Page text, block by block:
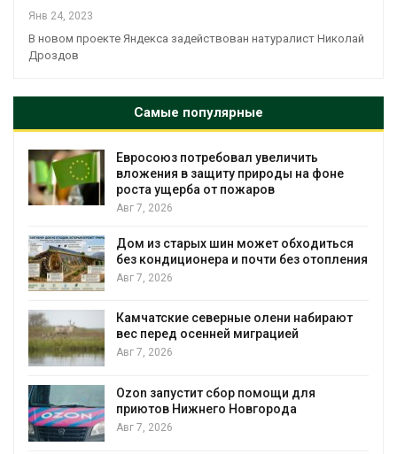
Янв 24, 2023
В новом проекте Яндекса задействован натуралист Николай
Дроздов
Самые популярные
Евросоюз потребовал увеличить
вложения в защиту природы на фоне
роста ущерба от пожаров
Авг 7, 2026
Дом из старых шин может обходиться
без кондиционера и почти без отопления
Авг 7, 2026
Камчатские северные олени набирают
вес перед осенней миграцией
Авг 7, 2026
Ozon запустит сбор помощи для
приютов Нижнего Новгорода
Авг 7, 2026